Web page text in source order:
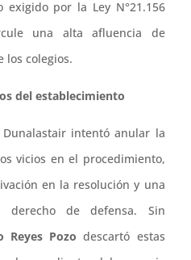
exigido por la Ley N°21.156
una alta afluencia de
los colegios.
del establecimiento
intentó anular la
vicios en el procedimiento,
en la resolución y una
derecho de defensa. Sin
Reyes Pozo descartó estas